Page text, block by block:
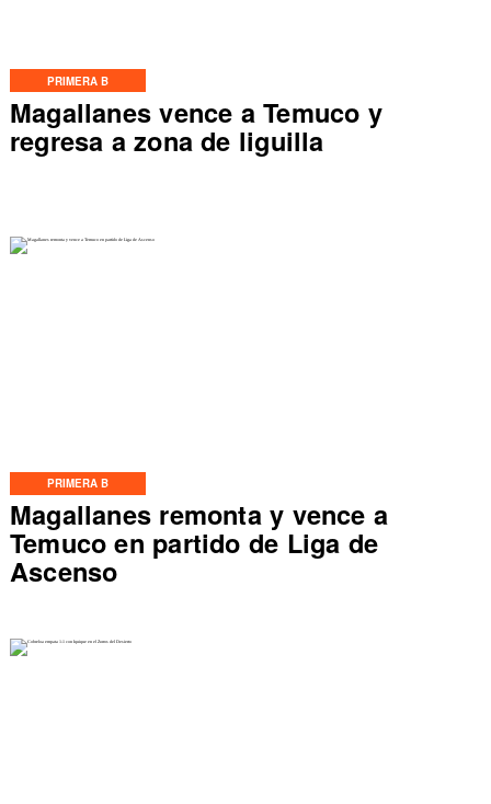
PRIMERA B
Magallanes vence a Temuco y
regresa a zona de liguilla
PRIMERA B
Magallanes remonta y vence a
Temuco en partido de Liga de
Ascenso